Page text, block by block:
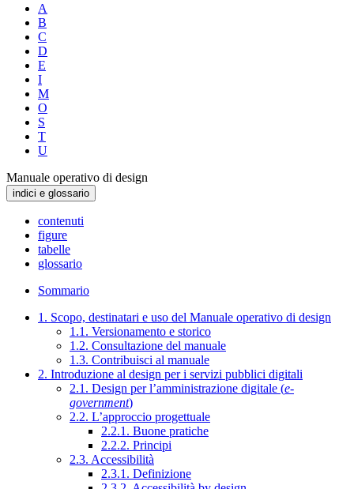
A
B
C
D
E
I
M
O
S
T
U
Manuale operativo di design
indici e glossario
contenuti
figure
tabelle
glossario
Sommario
1. Scopo, destinatari e uso del Manuale operativo di design
1.1. Versionamento e storico
1.2. Consultazione del manuale
1.3. Contribuisci al manuale
2. Introduzione al design per i servizi pubblici digitali
2.1. Design per l’amministrazione digitale (e-
government)
2.2. L’approccio progettuale
2.2.1. Buone pratiche
2.2.2. Principi
2.3. Accessibilità
2.3.1. Definizione